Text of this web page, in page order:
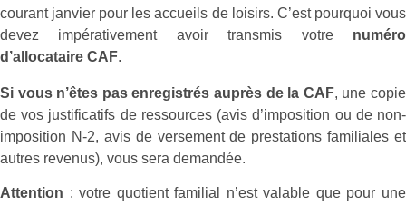
courant janvier pour les accueils de loisirs. C’est pourquoi vous
devez impérativement avoir transmis votre numéro
d’allocataire CAF.
Si vous n’êtes pas enregistrés auprès de la CAF, une copie
de vos justificatifs de ressources (avis d’imposition ou de non-
imposition N-2, avis de versement de prestations familiales et
autres revenus), vous sera demandée.
Attention : votre quotient familial n’est valable que pour une